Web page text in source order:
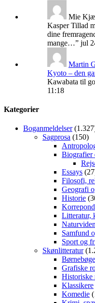
Mie
Kasper Tillad
dine
mange…” jul
Martin
Kyoto – den
Kawabata til
11:18
Kategorier
Boganmeldelser
Sagprosa (150)
Biografier
Essays
Filosofi,
Geografi
Historie
Litteratur,
Samfund
Sport og
Skønlitteratur
Grafiske
Historiske
Klassikere
Komedie